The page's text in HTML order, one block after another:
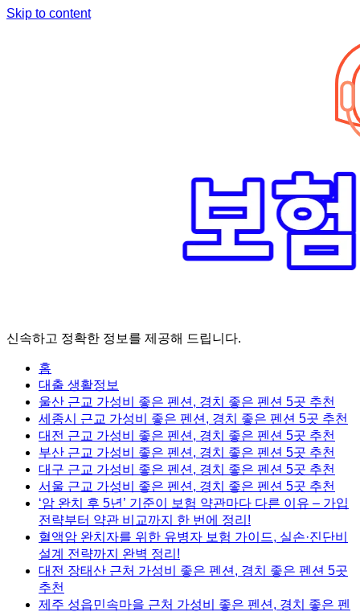
Skip to content
신속하고 정확한 정보를 제공해 드립니다.
홈
대출 생활정보
울산 근교 가성비 좋은 펜션, 경치 좋은 펜션 5곳 추천
세종시 근교 가성비 좋은 펜션, 경치 좋은 펜션 5곳 추천
대전 근교 가성비 좋은 펜션, 경치 좋은 펜션 5곳 추천
부산 근교 가성비 좋은 펜션, 경치 좋은 펜션 5곳 추천
대구 근교 가성비 좋은 펜션, 경치 좋은 펜션 5곳 추천
서울 근교 가성비 좋은 펜션, 경치 좋은 펜션 5곳 추천
‘암 완치 후 5년’ 기준이 보험 약관마다 다른 이유 – 가입
전략부터 약관 비교까지 한 번에 정리!
혈액암 완치자를 위한 유병자 보험 가이드, 실손·진단비
설계 전략까지 완벽 정리!
대전 장태산 근처 가성비 좋은 펜션, 경치 좋은 펜션 5곳
추천
제주 성읍민속마을 근처 가성비 좋은 펜션, 경치 좋은 펜